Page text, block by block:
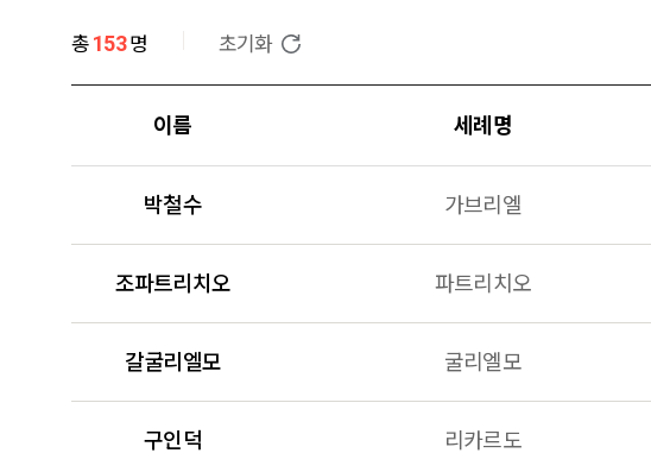
총 153명 초기화
이름 세례명
박철수 가브리엘
조파트리치오 파트리치오
갈굴리엘모 굴리엘모
구인덕 리카르도